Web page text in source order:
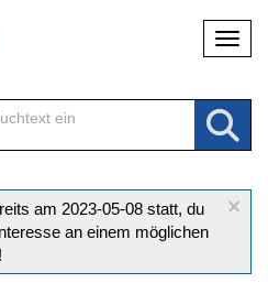
×
am 2023-05-08 statt, du
an einem möglichen